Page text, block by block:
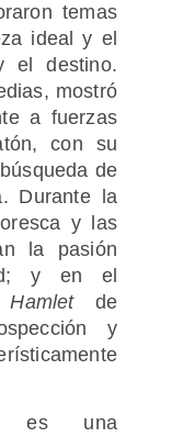
temas
ideal y el
el destino.
mostró
a fuerzas
con su
de
Durante la
y las
la pasión
y en el
Hamletde
y
es una